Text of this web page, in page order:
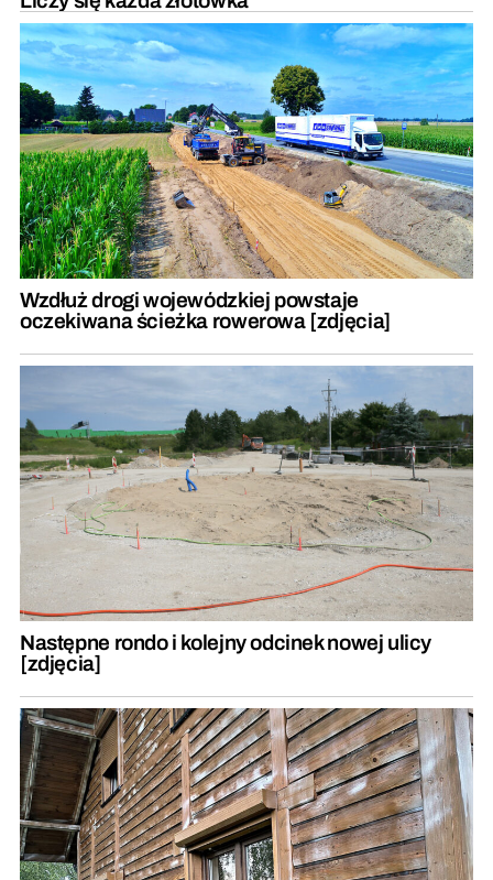
Wzdłuż drogi wojewódzkiej powstaje
oczekiwana ścieżka rowerowa [zdjęcia]
Następne rondo i kolejny odcinek nowej ulicy
[zdjęcia]